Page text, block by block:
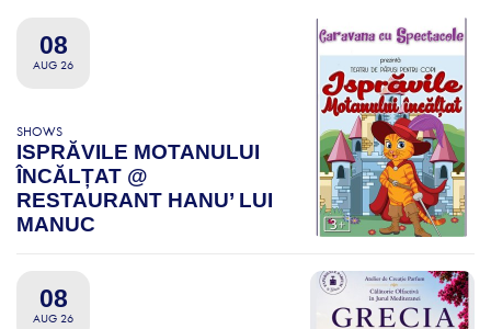
08
AUG 26
SHOWS
ISPRĂVILE MOTANULUI
ÎNCĂLȚAT @
RESTAURANT HANU’ LUI
MANUC
08
AUG 26